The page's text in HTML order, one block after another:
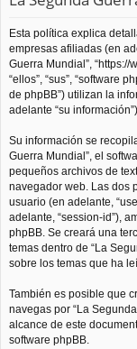
Esta política explica
empresas afiliadas (en
Guerra Mundial”,
“ellos”, “sus”, “software
de phpBB”) utilizan la
adelante “su
Su información se
Guerra Mundial”, el
pequeños archivos de
navegador web. Las dos
usuario (en adelante,
adelante, “session-id”),
phpBB. Se creará una
temas dentro de “La
sobre los temas que ha
También es posible que
navegas por “La
alcance de este
software phpBB.